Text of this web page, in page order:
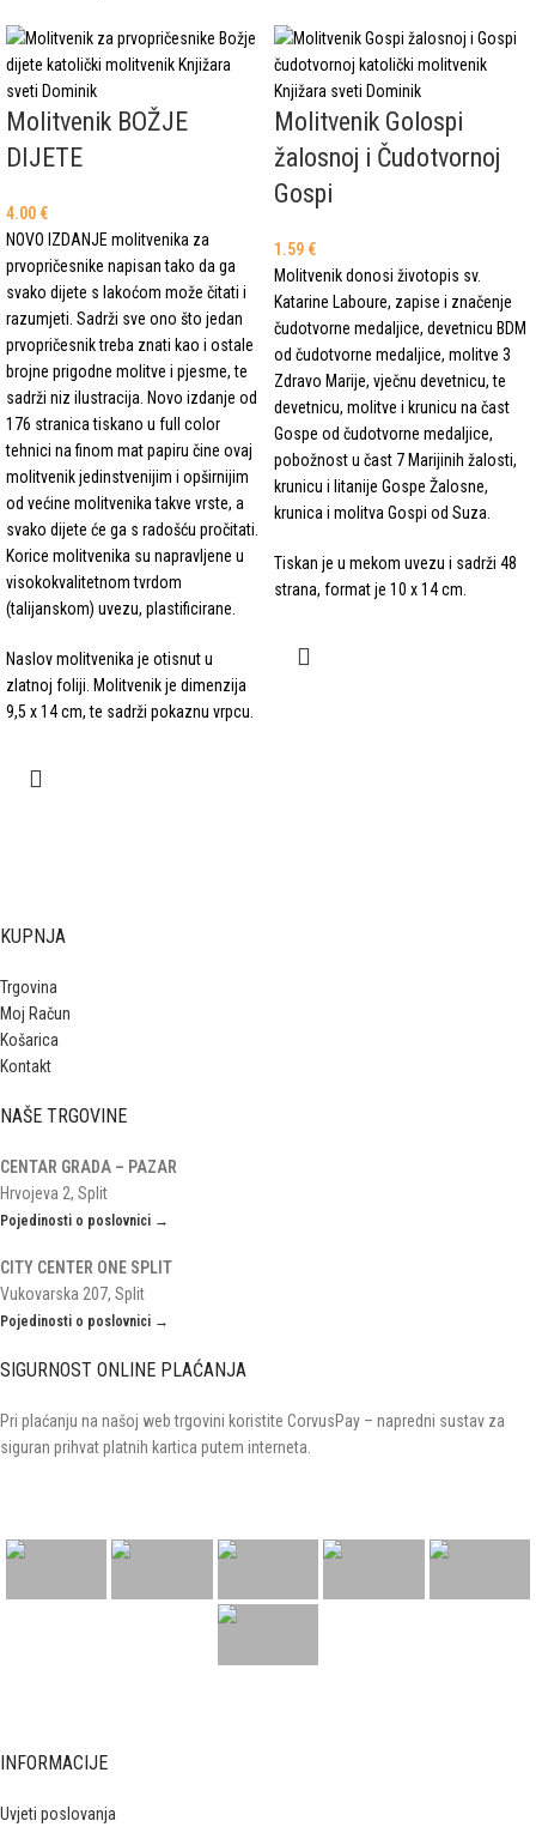
Molitvenik BOŽJE
DIJETE
4.00 €
NOVO IZDANJE molitvenika za
prvopričesnike napisan tako da ga
svako dijete s lakoćom može čitati i
razumjeti. Sadrži sve ono što jedan
prvopričesnik treba znati kao i ostale
brojne prigodne molitve i pjesme, te
sadrži niz ilustracija. Novo izdanje od
176 stranica tiskano u full color
tehnici na finom mat papiru čine ovaj
molitvenik jedinstvenijim i opširnijim
od većine molitvenika takve vrste, a
svako dijete će ga s radošću pročitati.
Korice molitvenika su napravljene u
visokokvalitetnom tvrdom
(talijanskom) uvezu, plastificirane.
Naslov molitvenika je otisnut u
zlatnoj foliji. Molitvenik je dimenzija
9,5 x 14 cm, te sadrži pokaznu vrpcu.
Molitvenik Golospi
žalosnoj i Čudotvornoj
Gospi
1.59 €
Molitvenik donosi životopis sv.
Katarine Laboure, zapise i značenje
čudotvorne medaljice, devetnicu BDM
od čudotvorne medaljice, molitve 3
Zdravo Marije, vječnu devetnicu, te
devetnicu, molitve i krunicu na čast
Gospe od čudotvorne medaljice,
pobožnost u čast 7 Marijinih žalosti,
krunicu i litanije Gospe Žalosne,
krunica i molitva Gospi od Suza.
Tiskan je u mekom uvezu i sadrži 48
strana, format je 10 x 14 cm.
KUPNJA
Trgovina
Moj Račun
Košarica
Kontakt
NAŠE TRGOVINE
CENTAR GRADA – PAZAR
Hrvojeva 2, Split
Pojedinosti o poslovnici →
CITY CENTER ONE SPLIT
Vukovarska 207, Split
Pojedinosti o poslovnici →
SIGURNOST ONLINE PLAĆANJA
Pri plaćanju na našoj web trgovini koristite CorvusPay – napredni sustav za
siguran prihvat platnih kartica putem interneta.
INFORMACIJE
Uvjeti poslovanja